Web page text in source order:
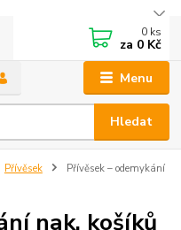
Menu
Hledat
0 ks
za 0 Kč
Přívěsek
Přívěsek – odemykání
nak. košíků